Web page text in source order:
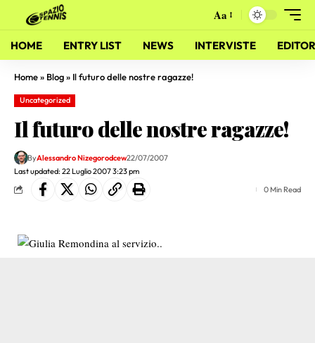
Aa
HOME ENTRY LIST NEWS INTERVISTE
Home» Blog» Il futuro delle nostre ragazze!
Uncategorized
Il futuro delle nostre ragazze!
Last updated: 22 Luglio 2007 3:23 pm
ByAlessandro Nizegorodcew22/07/2007
0 Min Read